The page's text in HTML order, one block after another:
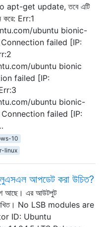
apt-get update, তবে এটি
করে: Err:1
ubuntu bionic-
failed [IP:
ubuntu bionic
failed [IP:
ubuntu bionic-
failed [IP:
10
linux
আপডেট করা উচিত?
আছে। এর আউটপুট
No LSB modules are
ID: Ubuntu